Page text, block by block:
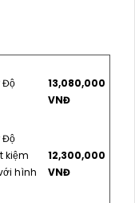
Độ
13,080,000
VNĐ
Độ
kiệm
hình
12,300,000
VNĐ